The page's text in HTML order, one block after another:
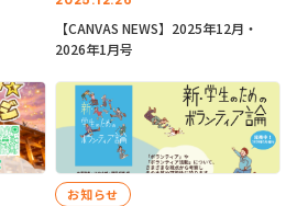
【CANVAS NEWS】2025年12月・
2026年1月号
お知らせ